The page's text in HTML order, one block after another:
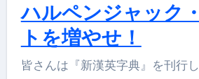
ハルペンジャック
トを増やせ！
皆さんは『新漢英字典』を刊行したハルペンジャ